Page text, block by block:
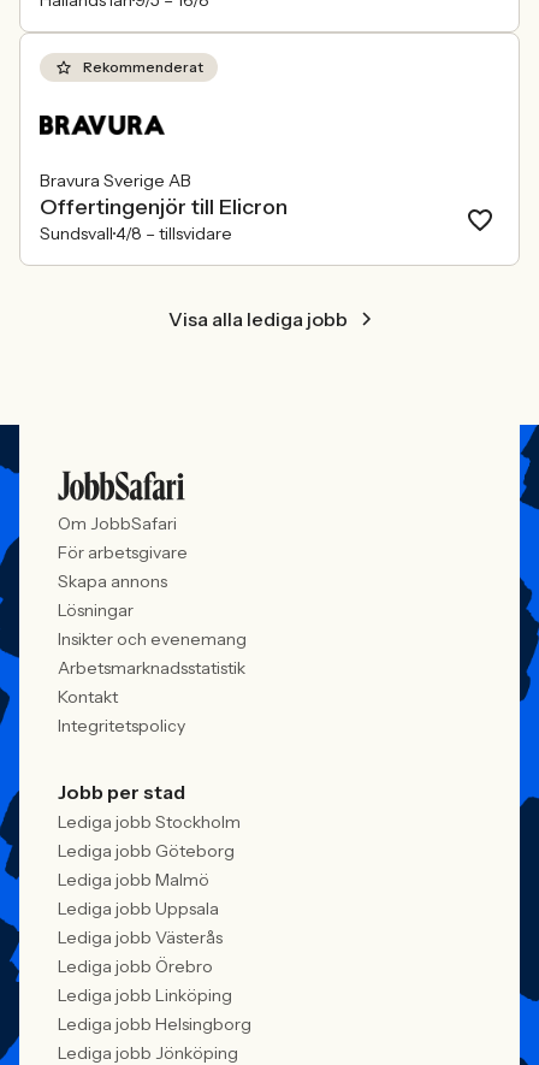
Rekommenderat
Bravura Sverige AB
Offertingenjör till Elicron
Sundsvall4/8 – tillsvidare
Visa alla lediga jobb
Om JobbSafari
För arbetsgivare
Skapa annons
Lösningar
Insikter och evenemang
Arbetsmarknadsstatistik
Kontakt
Integritetspolicy
Jobb per stad
Lediga jobb Stockholm
Lediga jobb Göteborg
Lediga jobb Malmö
Lediga jobb Uppsala
Lediga jobb Västerås
Lediga jobb Örebro
Lediga jobb Linköping
Lediga jobb Helsingborg
Lediga jobb Jönköping